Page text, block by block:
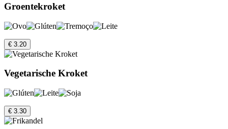
Groentekroket
€ 3.20
Vegetarische Kroket
€ 3.30